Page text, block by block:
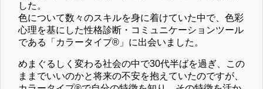
した。
色について数々のスキルを身に着けていた中で、色彩
心理を基にした性格診断・コミュニケーションツール
である「カラータイプ®」に出会いました。
めまぐるしく変わる社会の中で30代半ばを過ぎ、この
ままでいいのかと将来の不安を抱えていたのですが、